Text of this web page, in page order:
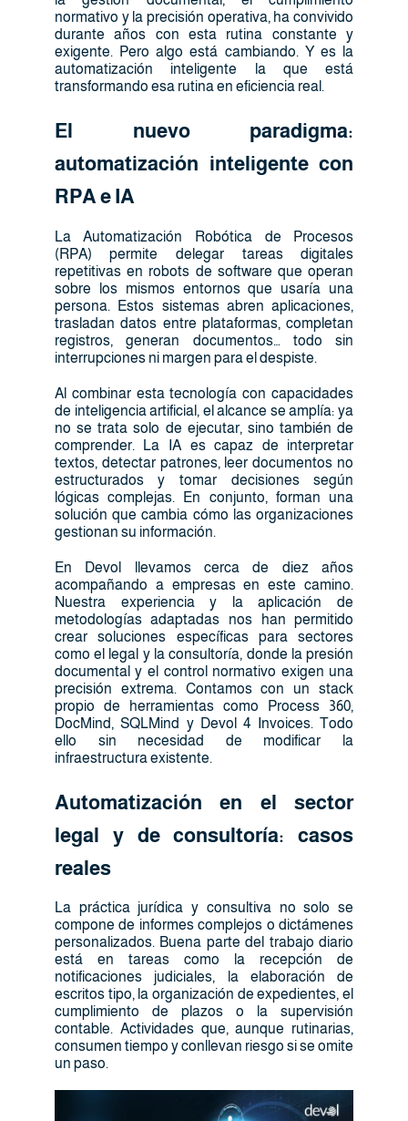
normativo y la precisión operativa, ha convivido
durante años con esta rutina constante y
exigente. Pero algo está cambiando. Y es la
automatización inteligente la que está
transformando esa rutina en eficiencia real.
El nuevo paradigma:
automatización inteligente con
RPA e IA
La Automatización Robótica de Procesos
(RPA) permite delegar tareas digitales
repetitivas en robots de software que operan
sobre los mismos entornos que usaría una
persona. Estos sistemas abren aplicaciones,
trasladan datos entre plataformas, completan
registros, generan documentos… todo sin
interrupciones ni margen para el despiste.
Al combinar esta tecnología con capacidades
de inteligencia artificial, el alcance se amplía: ya
no se trata solo de ejecutar, sino también de
comprender. La IA es capaz de interpretar
textos, detectar patrones, leer documentos no
estructurados y tomar decisiones según
lógicas complejas. En conjunto, forman una
solución que cambia cómo las organizaciones
gestionan su información.
En Devol llevamos cerca de diez años
acompañando a empresas en este camino.
Nuestra experiencia y la aplicación de
metodologías adaptadas nos han permitido
crear soluciones específicas para sectores
como el legal y la consultoría, donde la presión
documental y el control normativo exigen una
precisión extrema. Contamos con un stack
propio de herramientas como Process 360,
DocMind, SQLMind y Devol 4 Invoices. Todo
ello sin necesidad de modificar la
infraestructura existente.
Automatización en el sector
legal y de consultoría: casos
reales
La práctica jurídica y consultiva no solo se
compone de informes complejos o dictámenes
personalizados. Buena parte del trabajo diario
está en tareas como la recepción de
notificaciones judiciales, la elaboración de
escritos tipo, la organización de expedientes, el
cumplimiento de plazos o la supervisión
contable. Actividades que, aunque rutinarias,
consumen tiempo y conllevan riesgo si se omite
un paso.